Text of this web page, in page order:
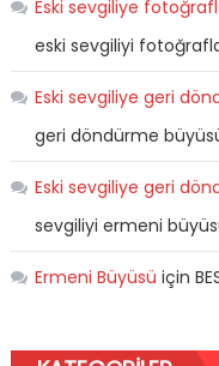
Eski sevgiliye
eski sevgiliyi
Eski sevgiliye geri
geri döndürme
Eski sevgiliye geri
sevgiliyi ermeni
Ermeni Büyüsü için